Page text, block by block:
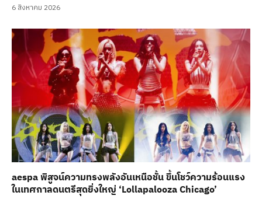
6 สิงหาคม 2026
aespa พิสูจน์ความทรงพลังอันเหนือชั้น ขึ้นโชว์ความร้อนแรง
ในเทศกาลดนตรีสุดยิ่งใหญ่ ‘Lollapalooza Chicago’